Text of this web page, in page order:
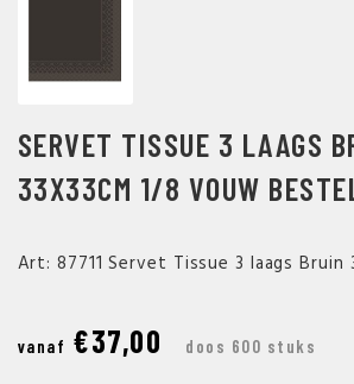
SERVET TISSUE 3 LAAGS
33X33CM 1/8 VOUW
Art: 87711 Servet Tissue 3 laags Bruin
vanaf €37,00 doos 600 stuks